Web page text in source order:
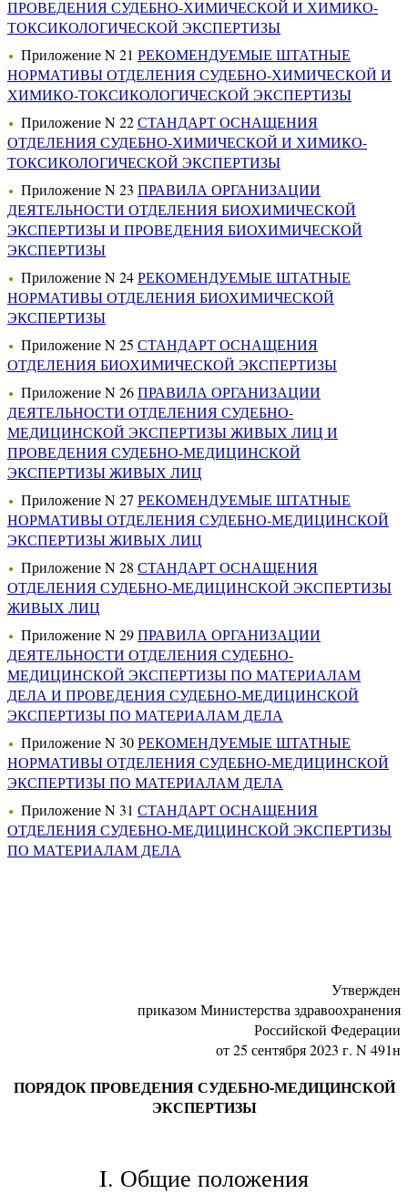
ПРОВЕДЕНИЯ СУДЕБНО-ХИМИЧЕСКОЙ И ХИМИКО-
ТОКСИКОЛОГИЧЕСКОЙ ЭКСПЕРТИЗЫ
Приложение N 21 РЕКОМЕНДУЕМЫЕ ШТАТНЫЕ
НОРМАТИВЫ ОТДЕЛЕНИЯ СУДЕБНО-ХИМИЧЕСКОЙ И
ХИМИКО-ТОКСИКОЛОГИЧЕСКОЙ ЭКСПЕРТИЗЫ
Приложение N 22СТАНДАРТ ОСНАЩЕНИЯ
ОТДЕЛЕНИЯ СУДЕБНО-ХИМИЧЕСКОЙ И ХИМИКО-
ТОКСИКОЛОГИЧЕСКОЙ ЭКСПЕРТИЗЫ
Приложение N 23 ПРАВИЛА ОРГАНИЗАЦИИ
ДЕЯТЕЛЬНОСТИ ОТДЕЛЕНИЯ БИОХИМИЧЕСКОЙ
ЭКСПЕРТИЗЫ И ПРОВЕДЕНИЯ БИОХИМИЧЕСКОЙ
ЭКСПЕРТИЗЫ
Приложение N 24РЕКОМЕНДУЕМЫЕ ШТАТНЫЕ
НОРМАТИВЫ ОТДЕЛЕНИЯ БИОХИМИЧЕСКОЙ
ЭКСПЕРТИЗЫ
Приложение N 25 СТАНДАРТ ОСНАЩЕНИЯ
ОТДЕЛЕНИЯ БИОХИМИЧЕСКОЙ ЭКСПЕРТИЗЫ
Приложение N 26ПРАВИЛА ОРГАНИЗАЦИИ
ДЕЯТЕЛЬНОСТИ ОТДЕЛЕНИЯ СУДЕБНО-
МЕДИЦИНСКОЙ ЭКСПЕРТИЗЫ ЖИВЫХ ЛИЦ И
ПРОВЕДЕНИЯ СУДЕБНО-МЕДИЦИНСКОЙ
ЭКСПЕРТИЗЫ ЖИВЫХ ЛИЦ
Приложение N 27 РЕКОМЕНДУЕМЫЕ ШТАТНЫЕ
НОРМАТИВЫ ОТДЕЛЕНИЯ СУДЕБНО-МЕДИЦИНСКОЙ
ЭКСПЕРТИЗЫ ЖИВЫХ ЛИЦ
Приложение N 28 СТАНДАРТ ОСНАЩЕНИЯ
ОТДЕЛЕНИЯ СУДЕБНО-МЕДИЦИНСКОЙ ЭКСПЕРТИЗЫ
ЖИВЫХ ЛИЦ
Приложение N 29ПРАВИЛА ОРГАНИЗАЦИИ
ДЕЯТЕЛЬНОСТИ ОТДЕЛЕНИЯ СУДЕБНО-
МЕДИЦИНСКОЙ ЭКСПЕРТИЗЫ ПО МАТЕРИАЛАМ
ДЕЛА И ПРОВЕДЕНИЯ СУДЕБНО-МЕДИЦИНСКОЙ
ЭКСПЕРТИЗЫ ПО МАТЕРИАЛАМ ДЕЛА
Приложение N 30РЕКОМЕНДУЕМЫЕ ШТАТНЫЕ
НОРМАТИВЫ ОТДЕЛЕНИЯ СУДЕБНО-МЕДИЦИНСКОЙ
ЭКСПЕРТИЗЫ ПО МАТЕРИАЛАМ ДЕЛА
Приложение N 31 СТАНДАРТ ОСНАЩЕНИЯ
ОТДЕЛЕНИЯ СУДЕБНО-МЕДИЦИНСКОЙ ЭКСПЕРТИЗЫ
ПО МАТЕРИАЛАМ ДЕЛА
Утвержден
приказом Министерства здравоохранения
Российской Федерации
от 25 сентября 2023 г. N 491н
ПОРЯДОК ПРОВЕДЕНИЯ СУДЕБНО-МЕДИЦИНСКОЙ
ЭКСПЕРТИЗЫ
I. Общие положения